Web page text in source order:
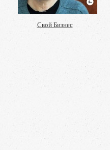
Свой Бизнес